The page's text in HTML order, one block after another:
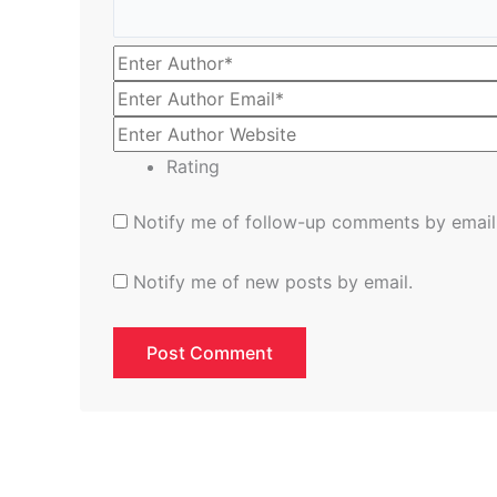
Rating
Notify me of follow-up comments by
Notify me of new posts by email.